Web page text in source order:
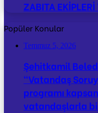
ZABITA
Popüler Konular
Temmuz 5, 2026
Şehitkamil
“Vatandaş
programı
vatandaşlarla